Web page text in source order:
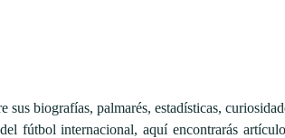
sus biografías, palmarés, estadísticas,
fútbol internacional, aquí encontrarás